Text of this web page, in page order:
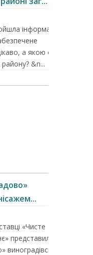
інформація
а якою є
району? &n...
«Чисте
представили у